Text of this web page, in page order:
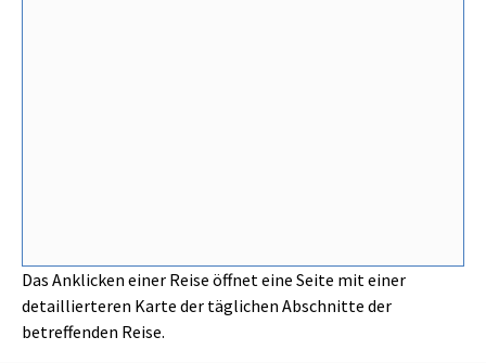
Das Anklicken einer Reise öffnet eine Seite mit einer
detaillierteren Karte der täglichen Abschnitte der
betreffenden Reise.